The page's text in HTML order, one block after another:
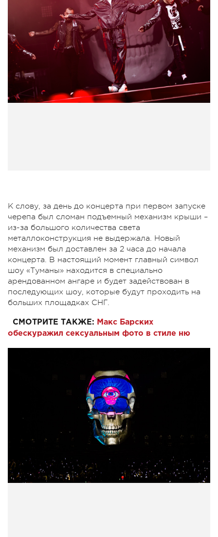
К слову, за день до концерта при первом запуске
черепа был сломан подъемный механизм крыши –
из-за большого количества света
металлоконструкция не выдержала. Новый
механизм был доставлен за 2 часа до начала
концерта. В настоящий момент главный символ
шоу «Туманы» находится в специально
арендованном ангаре и будет задействован в
последующих шоу, которые будут проходить на
больших площадках СНГ.
СМОТРИТЕ ТАКЖЕ: Макс Барских
обескуражил сексуальным фото в стиле ню